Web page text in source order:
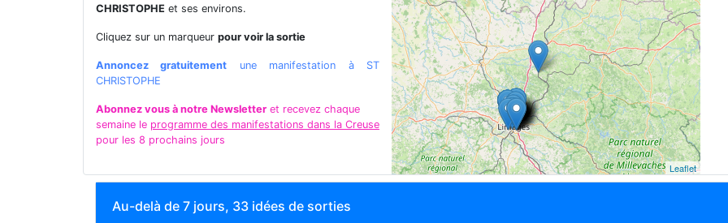
CHRISTOPHE et ses environs.
Cliquez sur un marqueur pour voir la sortie
Annoncez gratuitement une manifestation à ST
CHRISTOPHE
Abonnez vous à notre Newsletter et recevez chaque
semaine le programme des manifestations dans la Creuse
pour les 8 prochains jours
Leaflet
Au-delà de 7 jours, 33 idées de sorties